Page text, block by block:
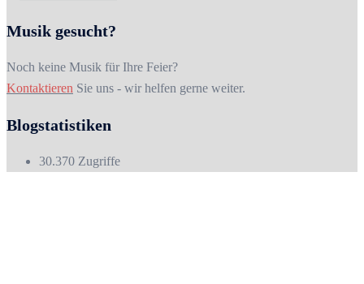
Musik gesucht?
Noch keine Musik für Ihre Feier?
Kontaktieren Sie uns - wir helfen gerne weiter.
Blogstatistiken
30.370 Zugriffe